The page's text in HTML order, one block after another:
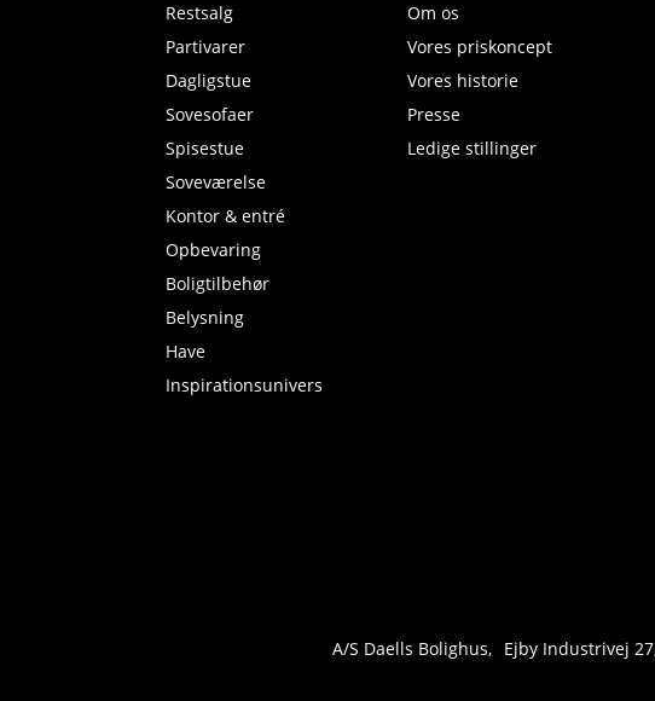
Restsalg
Partivarer
Dagligstue
Sovesofaer
Spisestue
Soveværelse
Kontor & entré
Opbevaring
Boligtilbehør
Belysning
Have
Inspirationsunivers
Om os
Vores priskoncept
Vores historie
Presse
Ledige stillinger
A/S Daells Bolighus Ejby Industrivej 27